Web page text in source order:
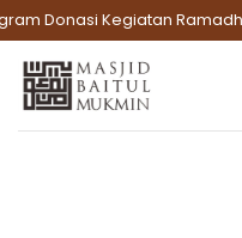
Donasi Kegiatan